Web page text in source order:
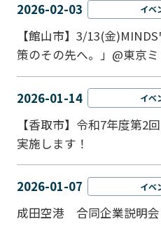
2026-02-03 イベ
【館山市】3/13(金
策のその先へ。」@東京
2026-01-14 イベ
【香取市】令和7年度第2
実施します！
2026-01-07 イベ
成田空港 合同企業説明会